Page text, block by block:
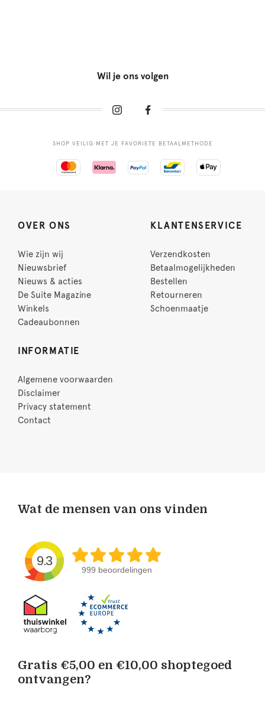
Wil je ons volgen
SHOP VEILIG MET JE FAVORIETE BETAALMETHODE
OVER ONS
Wie zijn wij
Nieuwsbrief
Nieuws & acties
De Suite Magazine
Winkels
Cadeaubonnen
KLANTENSERVICE
Verzendkosten
Betaalmogelijkheden
Bestellen
Retourneren
Schoenmaatje
INFORMATIE
Algemene voorwaarden
Disclaimer
Privacy statement
Contact
Wat de mensen van ons vinden
9.3
999 beoordelingen
Gratis €5,00 en €10,00 shoptegoed
ontvangen?